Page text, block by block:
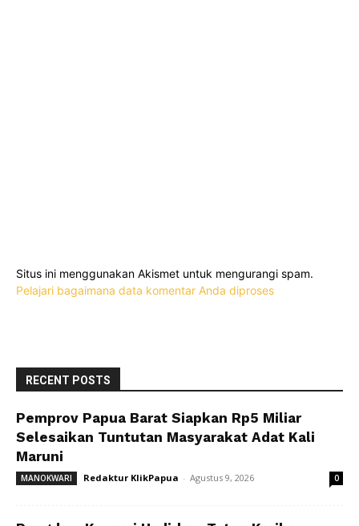
Situs ini menggunakan Akismet untuk mengurangi spam.
Pelajari bagaimana data komentar Anda diproses
RECENT POSTS
Pemprov Papua Barat Siapkan Rp5 Miliar
Selesaikan Tuntutan Masyarakat Adat Kali
Maruni
MANOKWARI Redaktur KlikPapua - Agustus 9, 2026 0